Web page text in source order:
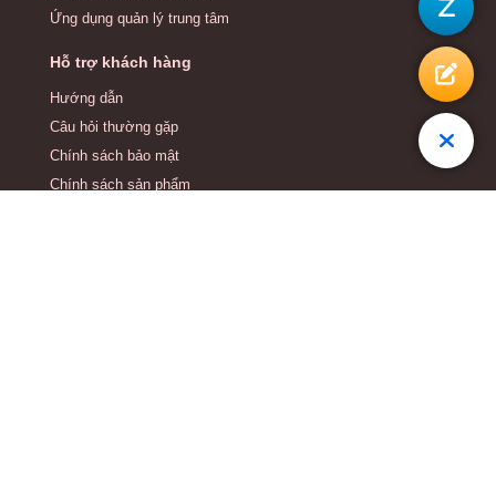
Ứng dụng quản lý trung tâm
Hỗ trợ khách hàng
Hướng dẫn
Câu hỏi thường gặp
Chính sách bảo mật
Chính sách sản phẩm